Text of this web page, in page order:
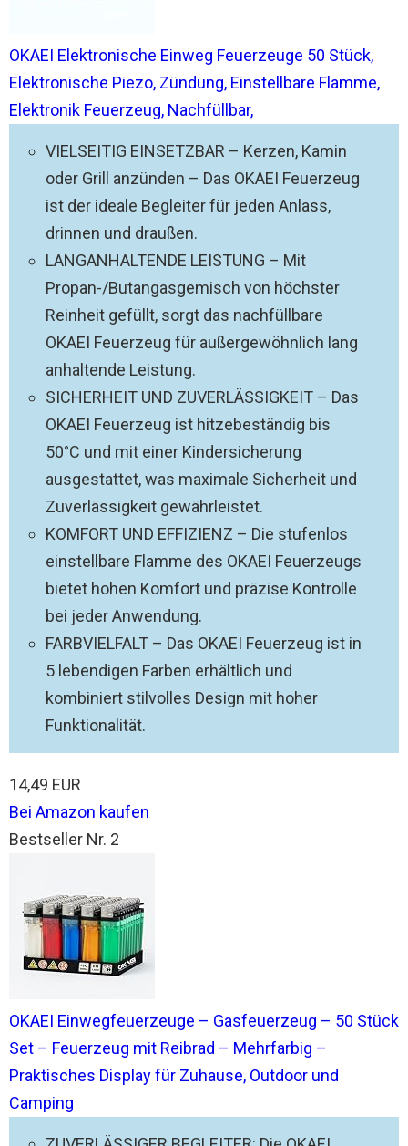
OKAEI Elektronische Einweg Feuerzeuge 50 Stück,
Elektronische Piezo, Zündung, Einstellbare Flamme,
Elektronik Feuerzeug, Nachfüllbar,
VIELSEITIG EINSETZBAR – Kerzen, Kamin
oder Grill anzünden – Das OKAEI Feuerzeug
ist der ideale Begleiter für jeden Anlass,
drinnen und draußen.
LANGANHALTENDE LEISTUNG – Mit
Propan-/Butangasgemisch von höchster
Reinheit gefüllt, sorgt das nachfüllbare
OKAEI Feuerzeug für außergewöhnlich lang
anhaltende Leistung.
SICHERHEIT UND ZUVERLÄSSIGKEIT – Das
OKAEI Feuerzeug ist hitzebeständig bis
50°C und mit einer Kindersicherung
ausgestattet, was maximale Sicherheit und
Zuverlässigkeit gewährleistet.
KOMFORT UND EFFIZIENZ – Die stufenlos
einstellbare Flamme des OKAEI Feuerzeugs
bietet hohen Komfort und präzise Kontrolle
bei jeder Anwendung.
FARBVIELFALT – Das OKAEI Feuerzeug ist in
5 lebendigen Farben erhältlich und
kombiniert stilvolles Design mit hoher
Funktionalität.
14,49 EUR
Bei Amazon kaufen
Bestseller Nr. 2
OKAEI Einwegfeuerzeuge – Gasfeuerzeug – 50 Stück
Set – Feuerzeug mit Reibrad – Mehrfarbig –
Praktisches Display für Zuhause, Outdoor und
Camping